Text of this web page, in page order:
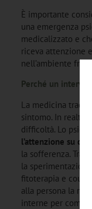
È importante
una emergenza
medicalizzato e
riceva attenzione
nell’ambiente
Perché un
La medicina
sintomo. In realtà,
difficoltà. Lo
l’attenzione su ciò
la sofferenza.
la
fitoterapia e
alla persona la
interne per